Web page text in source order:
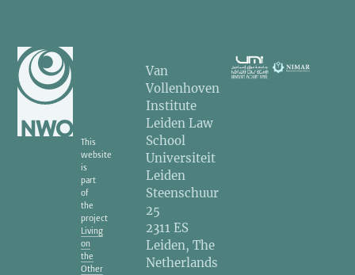
This
website
is
part
of
the
project
Living
on
the
Other
Van
Vollenhoven
Institute
Leiden Law
School
Universiteit
Leiden
Steenschuur
25
2311 ES
Leiden, The
Netherlands